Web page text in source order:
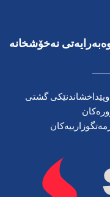
نەخۆشخانە
گشتی